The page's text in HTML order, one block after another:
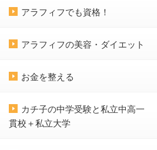
アラフィフでも資格！
アラフィフの美容・ダイエット
お金を整える
カチ子の中学受験と私立中高一
貫校＋私立大学